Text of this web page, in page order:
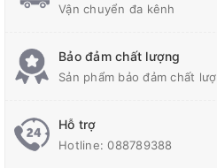
Đặc điểm nổi bật
Ống PU lõi thép xoắn chịu mài
Chịu áp lực lớn, bơm ổn định
Khớp nối chắc chắn, hạn chế rò
Phù hợp môi trường thi công
Vận chuyển đa kênh
Bảo đảm chất lượng
Sản phẩm bảo đảm chất
Hỗ trợ
Hotline:088789388